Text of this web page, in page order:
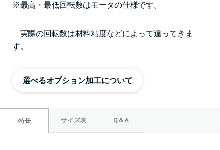
※最高・最低回転数はモータの仕様です。
実際の回転数は材料粘度などによって違ってきま
す。
選べるオプション加工について
特長 サイズ表 Q＆A